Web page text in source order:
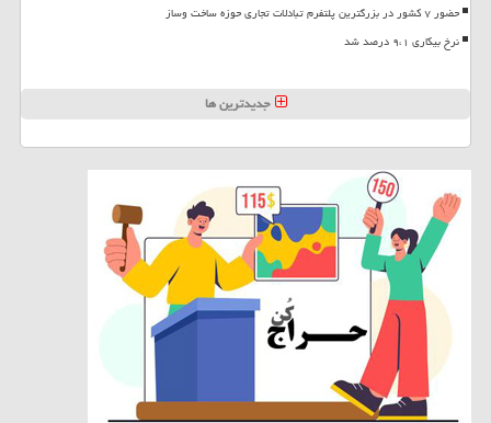
حضور ۷ کشور در بزرگترین پلتفرم تبادلات تجاری حوزه ساخت وساز
نرخ بیکاری ۹،۱ درصد شد
جدیدترین ها